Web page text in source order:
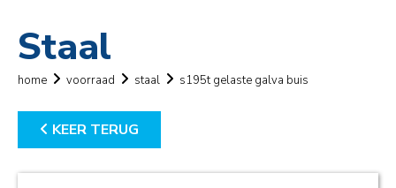
Staal
home voorraad staal s195t gelaste galva buis
KEER TERUG